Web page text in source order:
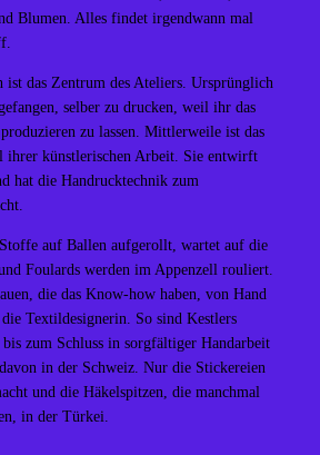
Blumen. Alles findet irgendwann mal
ist das Zentrum des Ateliers. Ursprünglich
selber zu drucken, weil ihr das
zu lassen. Mittlerweile ist das
ihrer künstlerischen Arbeit. Sie entwirft
hat die Handrucktechnik zum
auf Ballen aufgerollt, wartet auf die
Foulards werden im Appenzell rouliert.
die das Know-how haben, von Hand
Textildesignerin. So sind Kestlers
zum Schluss in sorgfältiger Handarbeit
in der Schweiz. Nur die Stickereien
und die Häkelspitzen, die manchmal
in der Türkei.